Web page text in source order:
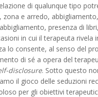
di qualunque tipo
e arredo,
presenza di
in cui il terapeuta
lo consente, al senso del
di sé a opera del
disclosure. Sotto questo
il gioco delle seduzioni
per gli obiettivi